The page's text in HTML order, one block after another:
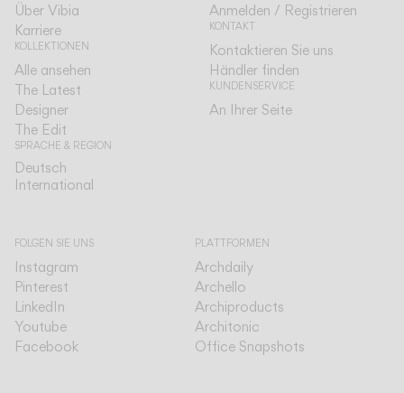
Über Vibia
Karriere
KOLLEKTIONEN
Alle ansehen
The Latest
Designer
The Edit
SPRACHE & REGION
Deutsch
International
Anmelden / Registrieren
KONTAKT
Kontaktieren Sie uns
Händler finden
KUNDENSERVICE
An Ihrer Seite
FOLGEN SIE UNS
Instagram
Pinterest
LinkedIn
Youtube
Facebook
PLATTFORMEN
Archdaily
Archello
Archiproducts
Architonic
Office Snapshots